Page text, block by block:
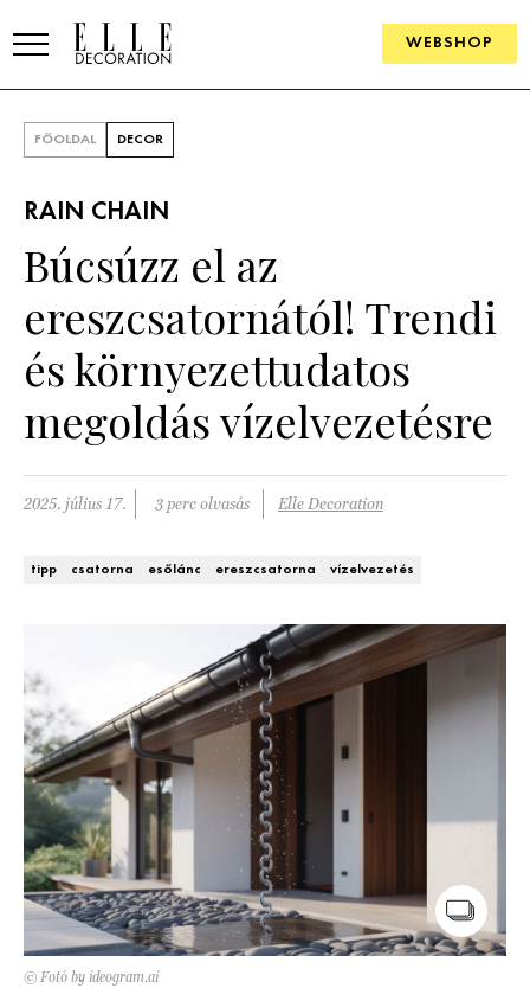
WEBSHOP
SZOBÁK
Konyha
Fürdőszoba
Nappali
Hálószoba
ÖTLETEK
Szállodák és vendégházak
Lakások
HÍRLEVÉL
FŐOLDAL DECOR
RAIN CHAIN
Búcsúzz el az
ereszcsatornától! Trendi
és környezettudatos
megoldás vízelvezetésre
2025. július 17. 3 perc olvasás Elle Decoration
tipp csatorna esőlánc ereszcsatorna vízelvezetés
© Fotó by ideogram.ai